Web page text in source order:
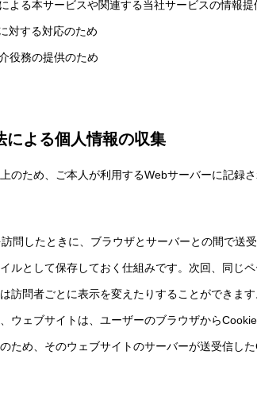
よる本サービスや関連する当社サービスの情報提
対する対応のため
役務の提供のため
による個人情報の収集
のため、ご本人が利用するWebサーバーに記録
問したときに、ブラウザとサーバーとの間で送
ルとして保存しておく仕組みです。次回、同じ
訪問者ごとに表示を変えたりすることができま
ウェブサイトは、ユーザーのブラウザから
ため、そのウェブサイトのサーバーが送受信した